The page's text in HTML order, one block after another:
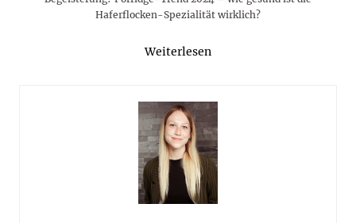
Haferflocken-Spezialität wirklich?
Weiterlesen